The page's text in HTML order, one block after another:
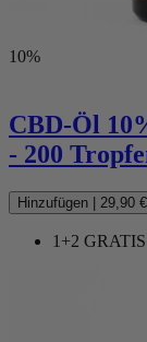
10%
CBD-Öl
- 200
Hinzufügen 29,90 €
1+2 GRATIS